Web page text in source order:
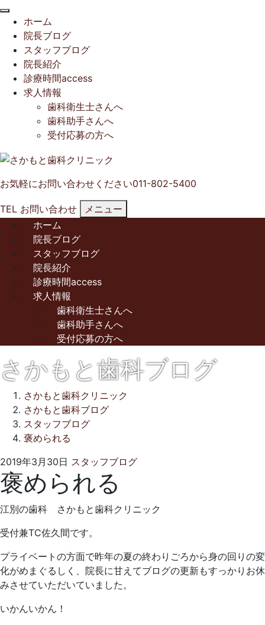
ホーム
院長ブログ
スタッフブログ
院長紹介
診療時間access
求人情報
歯科衛生士さんへ
歯科助手さんへ
受付応募の方へ
お気軽にお問い合わせください011-802-5400
TEL お問い合わせ
メニュー
ホーム
院長ブログ
スタッフブログ
院長紹介
診療時間access
求人情報
歯科衛生士さんへ
歯科助手さんへ
受付応募の方へ
さかもと歯科ブログ
さかもと歯科クリニック
さかもと歯科ブログ
スタッフブログ
褒められる
2019年3月30日 スタッフブログ2021
さ
歯
リ
ニ
褒められる
江別の歯科 さかもと歯科クリニック
受付兼TC佐久間です。
プライベートの方面で昨年の夏の終わりごろから身の回りの変
化がめまぐるしく、院長に甘えてブログの更新もすっかりお休
みさせていただいていました。
いかんいかん！